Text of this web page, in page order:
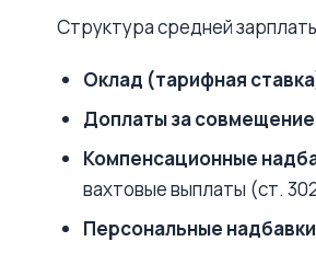
Структура средней
Оклад (тарифная
Доплаты за совмещение
Компенсационные
вахтовые выплаты (ст.
Персональные надбавки